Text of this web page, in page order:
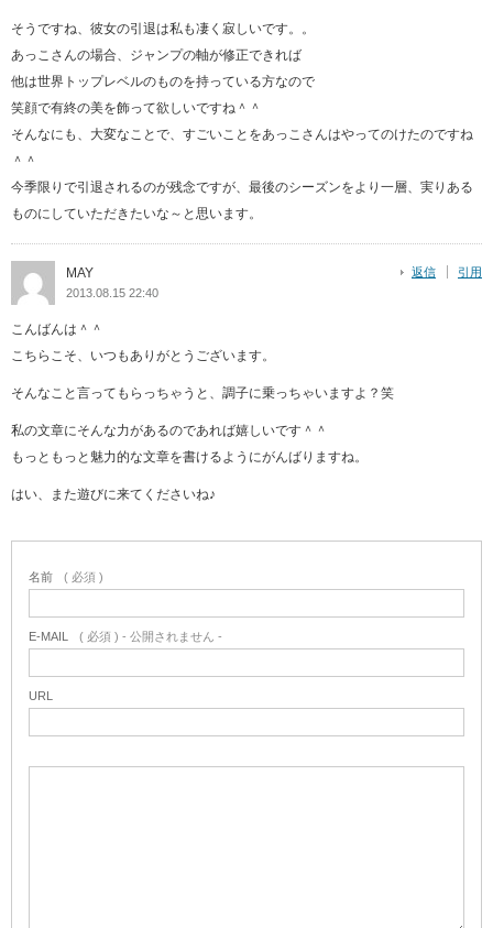
そうですね、彼女の引退は私も凄く寂しいです。。
あっこさんの場合、ジャンプの軸が修正できれば
他は世界トップレベルのものを持っている方なので
笑顔で有終の美を飾って欲しいですね＾＾
そんなにも、大変なことで、すごいことをあっこさんはやってのけたのですね
＾＾
今季限りで引退されるのが残念ですが、最後のシーズンをより一層、実りある
ものにしていただきたいな～と思います。
MAY
2013.08.15 22:40
返信 引用
こんばんは＾＾
こちらこそ、いつもありがとうございます。
そんなこと言ってもらっちゃうと、調子に乗っちゃいますよ？笑
私の文章にそんな力があるのであれば嬉しいです＾＾
もっともっと魅力的な文章を書けるようにがんばりますね。
はい、また遊びに来てくださいね♪
名前 ( 必須 )
E-MAIL ( 必須 ) - 公開されません -
URL